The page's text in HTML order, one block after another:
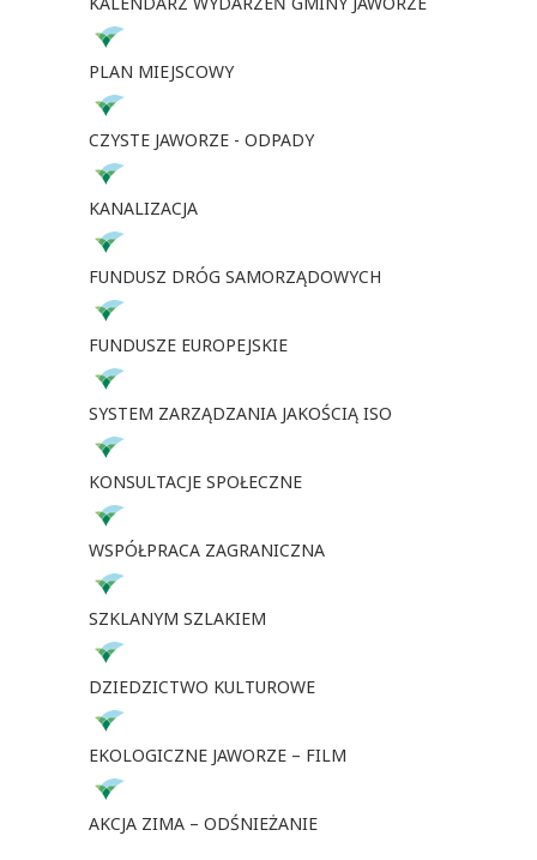
PLAN MIEJSCOWY
CZYSTE JAWORZE - ODPADY
KANALIZACJA
FUNDUSZ DRÓG SAMORZĄDOWYCH
FUNDUSZE EUROPEJSKIE
SYSTEM ZARZĄDZANIA JAKOŚCIĄ ISO
KONSULTACJE SPOŁECZNE
WSPÓŁPRACA ZAGRANICZNA
SZKLANYM SZLAKIEM
DZIEDZICTWO KULTUROWE
EKOLOGICZNE JAWORZE – FILM
AKCJA ZIMA – ODŚNIEŻANIE